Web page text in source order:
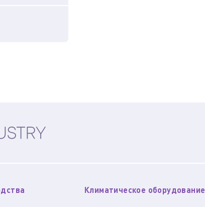
Климатическое оборудование